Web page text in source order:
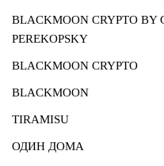
BLACKMOON CRYPTO BY
PEREKOPSKY
BLACKMOON CRYPTO
BLACKMOON
TIRAMISU
ОДИН ДОМА